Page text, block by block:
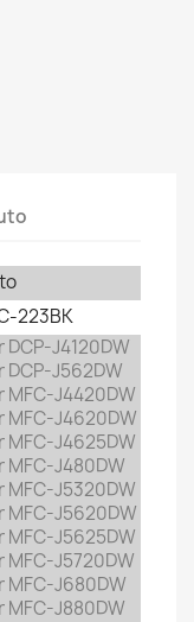
223BK
J4120DW
DCP-J562DW
MFC-J4420DW
MFC-J4620DW
MFC-J4625DW
MFC-J480DW
MFC-J5320DW
MFC-J5620DW
MFC-J5625DW
MFC-J5720DW
MFC-J680DW
MFC-J880DW